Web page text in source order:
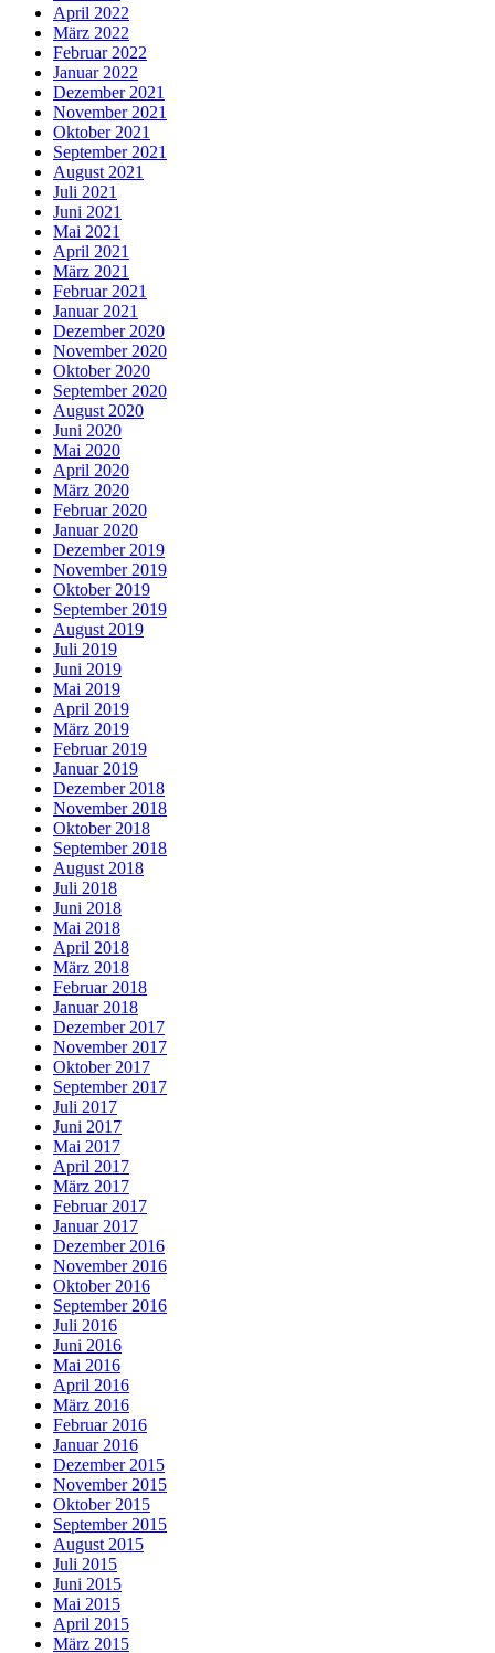
April 2022
März 2022
Februar 2022
Januar 2022
Dezember 2021
November 2021
Oktober 2021
September 2021
August 2021
Juli 2021
Juni 2021
Mai 2021
April 2021
März 2021
Februar 2021
Januar 2021
Dezember 2020
November 2020
Oktober 2020
September 2020
August 2020
Juni 2020
Mai 2020
April 2020
März 2020
Februar 2020
Januar 2020
Dezember 2019
November 2019
Oktober 2019
September 2019
August 2019
Juli 2019
Juni 2019
Mai 2019
April 2019
März 2019
Februar 2019
Januar 2019
Dezember 2018
November 2018
Oktober 2018
September 2018
August 2018
Juli 2018
Juni 2018
Mai 2018
April 2018
März 2018
Februar 2018
Januar 2018
Dezember 2017
November 2017
Oktober 2017
September 2017
Juli 2017
Juni 2017
Mai 2017
April 2017
März 2017
Februar 2017
Januar 2017
Dezember 2016
November 2016
Oktober 2016
September 2016
Juli 2016
Juni 2016
Mai 2016
April 2016
März 2016
Februar 2016
Januar 2016
Dezember 2015
November 2015
Oktober 2015
September 2015
August 2015
Juli 2015
Juni 2015
Mai 2015
April 2015
März 2015